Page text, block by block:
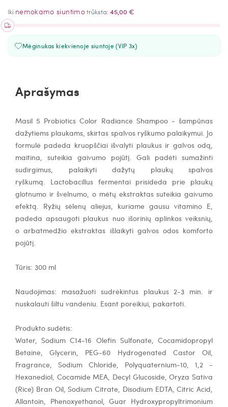
Iki nemokamo siuntimotrūksta:45,00 €
Mėginukas kiekvienoje siuntoje (VIP 3x)
Aprašymas
Masil 5 Probiotics Color Radiance Shampoo - šampūnas
dažytiems plaukams, skirtas spalvos ryškumo palaikymui. Jo
formulė padeda kruopščiai išvalyti plaukus ir galvos odą,
maitina, suteikia gaivumo pojūtį. Gali padėti sumažinti
sudirgimus, palaikyti dažytų plaukų spalvos
ryškumą.
Lactobacillus fermentaiprisideda prie plaukų
glotnumo ir švelnumo, o mėtų ekstraktassuteikia gaivumo
efektą. Ryžių sėlenų aliejus , kuriame gausu vitamino E,
padeda apsaugoti plaukus nuo išorinių aplinkos veiksnių,
oarbatmedžio ekstraktas išlaikyti galvos odos komforto
pojūtį.
Tūris: 300 ml
Naudojimas: masažuoti sudrėkintus plaukus 2-3 min. ir
nuskalauti šiltu vandeniu. Esant poreikiui, pakartoti.
Produkto sudėtis:
Water, Sodium C14-16 Olefin Sulfonate, Cocamidopropyl
Betaine, Glycerin, PEG-60 Hydrogenated Castor Oil,
Fragrance, Sodium Chloride, Polyquaternium-10, 1,2 -
Hexanediol, Cocamide MEA, Decyl Glucoside, Oryza Sativa
(Rice) Bran Oil, Sodium Citrate, Disodium EDTA, Citric Acid,
Allantoin, Phenoxyethanol, Guar ​Hydroxypropyltrimonium